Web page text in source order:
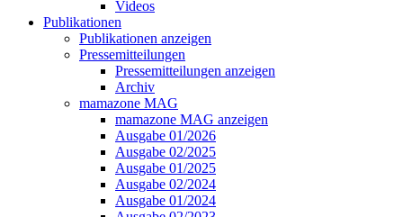
Videos
Publikationen
Publikationen anzeigen
Pressemitteilungen
Pressemitteilungen anzeigen
Archiv
mamazone MAG
mamazone MAG anzeigen
Ausgabe 01/2026
Ausgabe 02/2025
Ausgabe 01/2025
Ausgabe 02/2024
Ausgabe 01/2024